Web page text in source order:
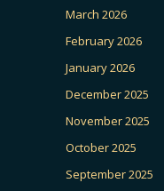
March 2026
February 2026
January 2026
December 2025
November 2025
October 2025
September 2025